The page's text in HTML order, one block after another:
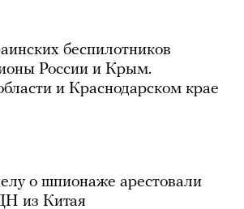
беспилотников
России и Крым.
и Краснодарском крае
о шпионаже арестовали
из Китая